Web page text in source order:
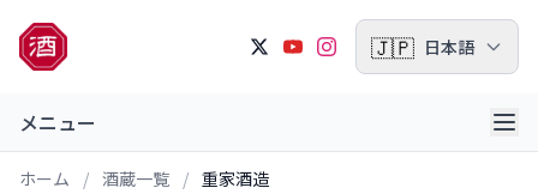
🇯🇵 日本語
メニュー
ホーム / 酒蔵一覧 / 重家酒造